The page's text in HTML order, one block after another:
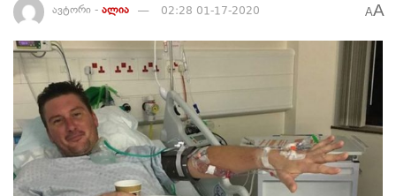
ავტორი - ალია 02:28 01-17-2020 AA